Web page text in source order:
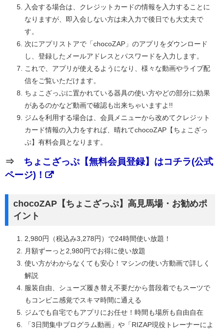
入会する場合は、クレジットカードの情報を入力することに
なりますが、即入会しない方は未入力で後日でも大丈夫で
す。
次にアプリストアで「chocoZAP」のアプリをダウンロード
し、登録したメールアドレスとパスワードを入力します。
これで、アプリが使えるようになり、様々な動画やライブ配
信をご覧いただけます。
ちょこざっぷに置かれている器具の使い方やどの部分に効果
があるのかなど動画で確認も出来ちゃいますよ!!
ジムを利用する場合は、会員メニューから改めてクレジット
カード情報の入力をすれば、晴れてchocoZAP【ちょこざっ
ぷ】有料会員となります。
⇒ ちょこざっぷ【無料会員登録】はコチラ(公式
ページ)！
chocoZAP【ちょこざっぷ】高見馬場・お勧めポ
イント
2,980円（税込み3,278円）で24時間使い放題！
月額ずーっと2,980円でお得に使い放題
使い方がわからなくても安心！マシンの使い方動画で詳しく
解説
服装自由、シューズ履き替え不要だから普段着でもスーツで
もコンビニ感覚でスキマ時間に通える
ジムでも自宅でもアプリにお任せ！時間も場所も自由自在
「3日間集中プログラム動画」や「RIZAP現役トレーナーによ